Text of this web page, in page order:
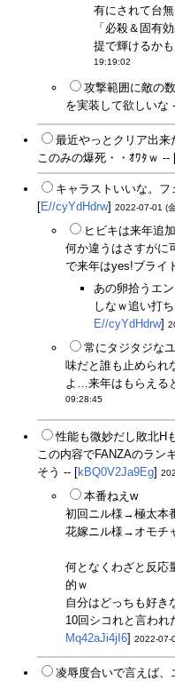
有にされて台
「必殺＆固有
提で輝けるか
19:19:02
攻撃範囲に敵の
を実装して欲しいな
最近やっとクリア出来
このみの爆死・・ｵﾜﾀｗ --
キャラストいいな。
[E//cyYdHdrw] 2022-07-01 (
ヒビキは来年追
何か違うはさすがに
で来年はyes!ブライ
あの卵拾うエ
しなｗ追い打
E//cyYdHdrw]
常にタジタジな
味だと誰も止められ
よ…来年はもらえる
09:28:45
性能も微妙だし敗北H
この内容でFANZAのラン
そう -- [kBQ0V2Ja9Eg]
本番ねえw
初回ニル様→極太本
花嫁ニル様→オモチ
何となくわざと反応
的ｗ
自分はどっちも好き
10回シコれと言わ
Mq42aJi4jI6] 2022-07-
凌辱度合いで言えば